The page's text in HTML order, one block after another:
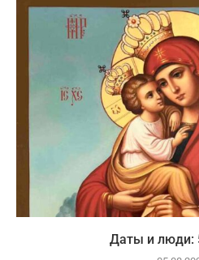
Даты и люди: